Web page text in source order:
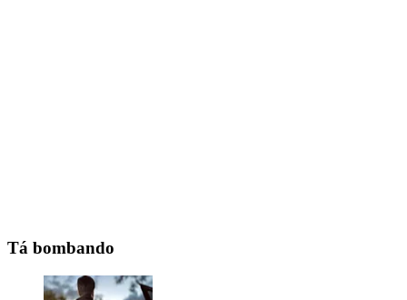
Tá bombando